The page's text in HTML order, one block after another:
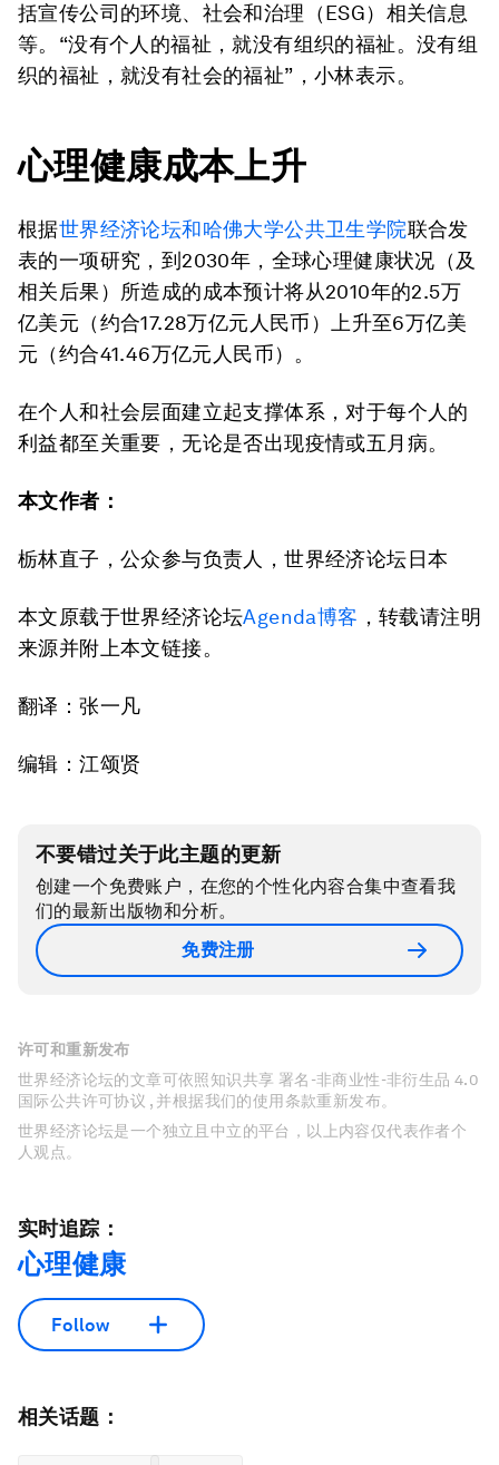
括宣传公司的环境、社会和治理（ESG）相关信息
等。“没有个人的福祉，就没有组织的福祉。没有组
织的福祉，就没有社会的福祉”，小林表示。
心理健康成本上升
根据世界经济论坛和哈佛大学公共卫生学院联合发
表的一项研究，到2030年，全球心理健康状况（及
相关后果）所造成的成本预计将从2010年的2.5万
亿美元（约合17.28万亿元人民币）上升至6万亿美
元（约合41.46万亿元人民币）。
在个人和社会层面建立起支撑体系，对于每个人的
利益都至关重要，无论是否出现疫情或五月病。
本文作者：
栃林直子，公众参与负责人，世界经济论坛日本
本文原载于世界经济论坛Agenda博客 ，转载请注明
来源并附上本文链接。
翻译：张一凡
编辑：江颂贤
不要错过关于此主题的更新
创建一个免费账户，在您的个性化内容合集中查看我
们的最新出版物和分析。
免费注册
许可和重新发布
世界经济论坛的文章可依照知识共享 署名-非商业性-非衍生品 4.0
国际公共许可协议 , 并根据我们的使用条款重新发布。
世界经济论坛是一个独立且中立的平台，以上内容仅代表作者个
人观点。
实时追踪：
心理健康
Follow
相关话题：